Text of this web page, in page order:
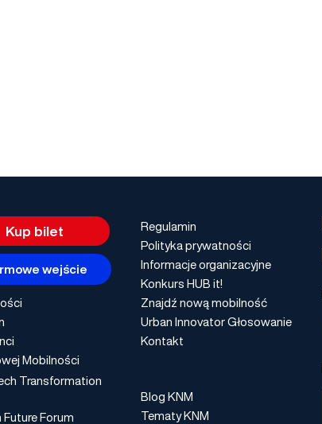
Kup bilet
wejście
Mobilności
Transformation
Forum
Regulamin
Polityka prywatności
Informacje organizacyjne
Konkurs HUB it!
Znajdź nową mobilność
Urban Innovator Głosowanie
Kontakt
Blog KNM
Tematy KNM